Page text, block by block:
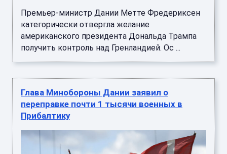
Премьер-министр Дании Метте Фредериксен
категорически отвергла желание
американского президента Дональда Трампа
получить контроль над Гренландией. Ос ...
Глава Минобороны Дании заявил о
переправке почти 1 тысячи военных в
Прибалтику